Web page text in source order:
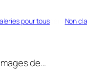
pour tousdans Non
de…